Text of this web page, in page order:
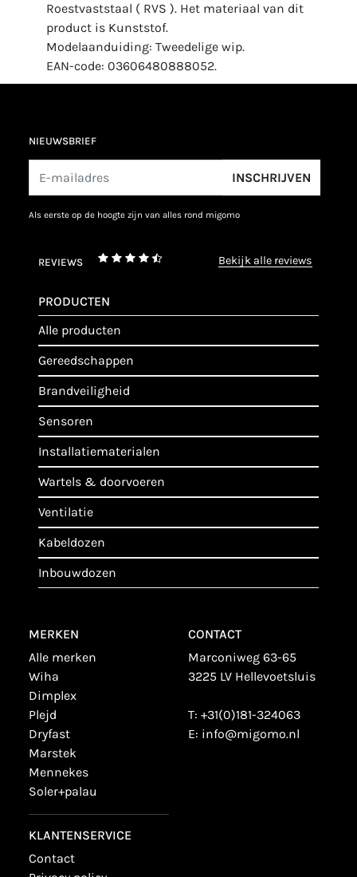
Roestvaststaal ( RVS ). Het materiaal van dit
product is Kunststof.
Modelaanduiding: Tweedelige wip.
EAN-code: 03606480888052.
NIEUWSBRIEF
INSCHRIJVEN
als eerste op de hoogte zijn van alles rond migomo
REVIEWS bekijk alle reviews
PRODUCTEN
alle producten
gereedschappen
brandveiligheid
sensoren
installatiematerialen
wartels & doorvoeren
ventilatie
kabeldozen
inbouwdozen
MERKEN
alle merken
wiha
dimplex
plejd
dryfast
marstek
mennekes
soler+palau
KLANTENSERVICE
contact
CONTACT
Marconiweg 63-65
3225 LV Hellevoetsluis
T: +31(0)181-324063
E: info@migomo.nl